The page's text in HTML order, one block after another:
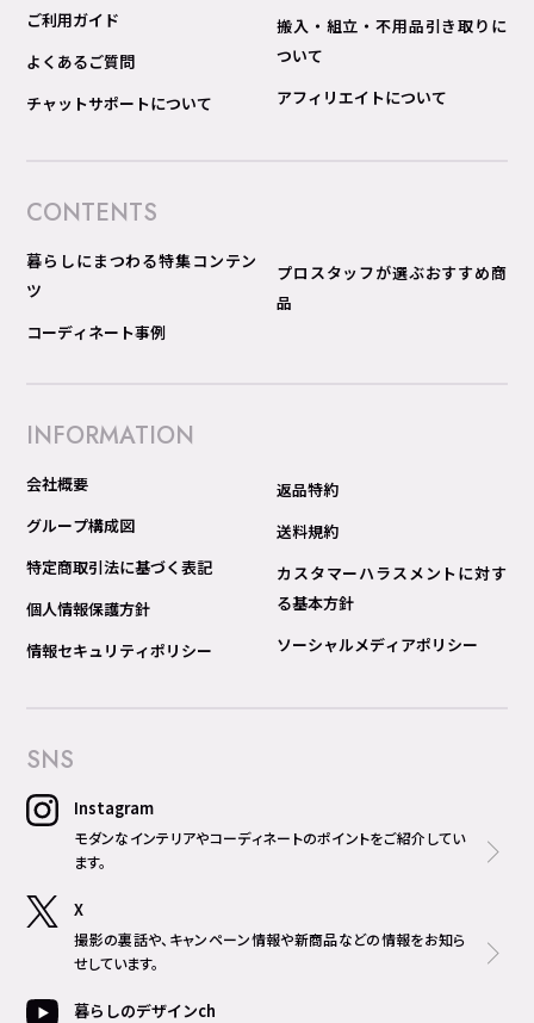
ご利用ガイド
よくあるご質問
チャットサポートについて
搬入・組立・不用品引き取りに
ついて
アフィリエイトについて
CONTENTS
暮らしにまつわる特集コンテン
ツ
コーディネート事例
プロスタッフが選ぶおすすめ商
品
INFORMATION
会社概要
グループ構成図
特定商取引法に基づく表記
個人情報保護方針
情報セキュリティポリシー
返品特約
送料規約
カスタマーハラスメントに対す
る基本方針
ソーシャルメディアポリシー
SNS
Instagram
モダンなインテリアやコーディネートのポイントをご紹介してい
ます。
X
撮影の裏話や、キャンペーン情報や新商品などの情報をお知ら
せしています。
暮らしのデザインch